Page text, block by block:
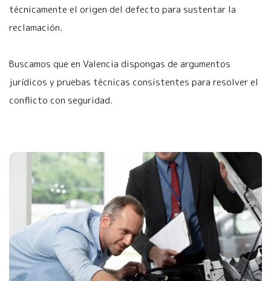
técnicamente el origen del defecto para sustentar la
reclamación.
Buscamos que en Valencia dispongas de argumentos
jurídicos y pruebas técnicas consistentes para resolver el
conflicto con seguridad.